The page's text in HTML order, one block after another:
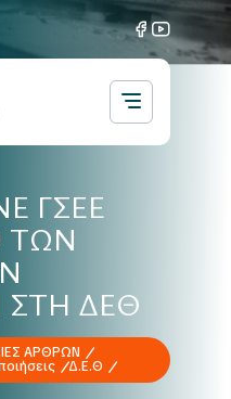
ΓΣΕΕ
ΤΩΝ
ΣΤΗ ΔΕΘ
ΑΡΘΡΩΝ
Δ.Ε.Θ